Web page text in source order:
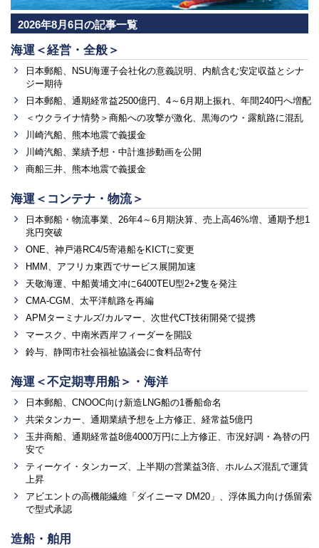
2026年8月6日の記事一覧
海運＜経営・全般＞
日本郵船、NSU海運子会社化の意義説明、内航含む安定収益とシナ
ジー期待
日本郵船、通期経常益2500億円、4～6月期上振れ、年間240円へ増配
＜ウクライナ情勢＞商船への攻撃が激化、黒海のウ・露航路に混乱
川崎汽船、熊本地震で義援金
川崎汽船、業績予想・中計進捗動画を公開
商船三井、熊本地震で義援金
海運＜コンテナ・物流＞
日本郵船・物流事業、26年4～6月期決算、売上高46%増、通期予想1
兆円突破
ONE、神戸港RC4/5寄港船をKICTに変更
HMM、アフリカ東西でサービス展開加速
天敬海運、中船黄埔文冲に6400TEU型2+2隻を発注
CMA-CGM、太平洋航路を再編
APMターミナルズ/カルマー、次世代CT技術開発で提携
マースク、中南米西岸フィーダーを開設
鈴与、静岡市社会福祉協議会に食料品寄付
海運＜不定期専用船＞・海洋
日本郵船、CNOOC向け新造LNG船の1番船命名
共栄タンカー、通期業績予想を上方修正、経常益5億円
玉井商船、通期経常益8億4000万円に上方修正、市況好調・為替の円
安で
ティーケイ・タンカーズ、上半期の営業益3倍、ホルムズ混乱で運賃
上昇
アビエントの高機能繊維「ダイニーマ DM20」、浮体風力向け係留索
で型式承認
造船・舶用